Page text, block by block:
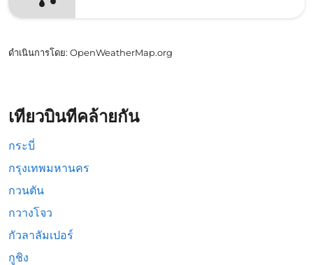
ดำเนินการโดย: OpenWeatherMap.org
เที่ยวบินที่คล้ายกัน
กระบี่
กรุงเทพมหานคร
กวนตัน
กวางโจว
กัวลาลัมเปอร์
กูชิง